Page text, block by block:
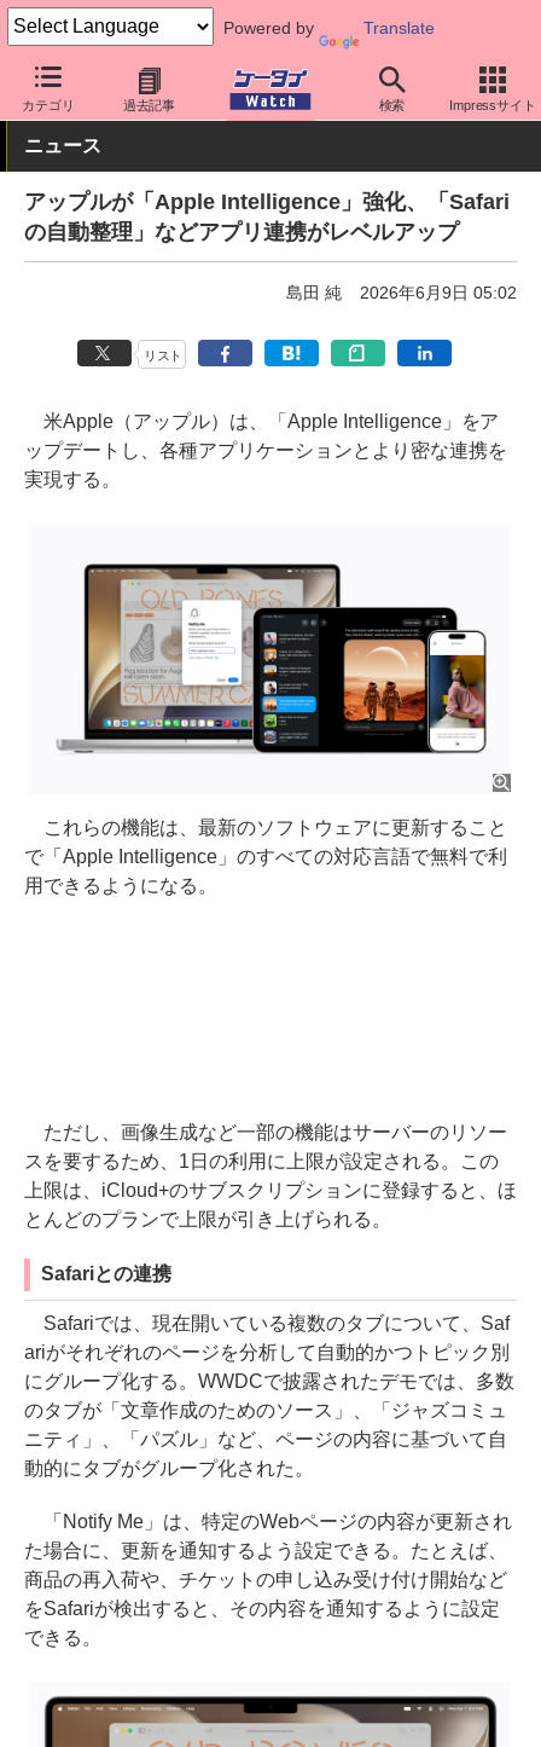
Powered by Translate
カテゴリ 過去記事 検索 Impressサイト
ケータイ Watch 業界動向 Apple
ニュース
アップルが「Apple Intelligence」強化、「Safari
の自動整理」などアプリ連携がレベルアップ
島田 純 2026年6月9日 05:02
リスト
米Apple（アップル）は、「Apple Intelligence」をア
ップデートし、各種アプリケーションとより密な連携を
実現する。
これらの機能は、最新のソフトウェアに更新すること
で「Apple Intelligence」のすべての対応言語で無料で利
用できるようになる。
ただし、画像生成など一部の機能はサーバーのリソー
スを要するため、1日の利用に上限が設定される。この
上限は、iCloud+のサブスクリプションに登録すると、ほ
とんどのプランで上限が引き上げられる。
Safariとの連携
Safariでは、現在開いている複数のタブについて、Saf
ariがそれぞれのページを分析して自動的かつトピック別
にグループ化する。WWDCで披露されたデモでは、多数
のタブが「文章作成のためのソース」、「ジャズコミュ
ニティ」、「パズル」など、ページの内容に基づいて自
動的にタブがグループ化された。
「Notify Me」は、特定のWebページの内容が更新され
た場合に、更新を通知するよう設定できる。たとえば、
商品の再入荷や、チケットの申し込み受け付け開始など
をSafariが検出すると、その内容を通知するように設定
できる。